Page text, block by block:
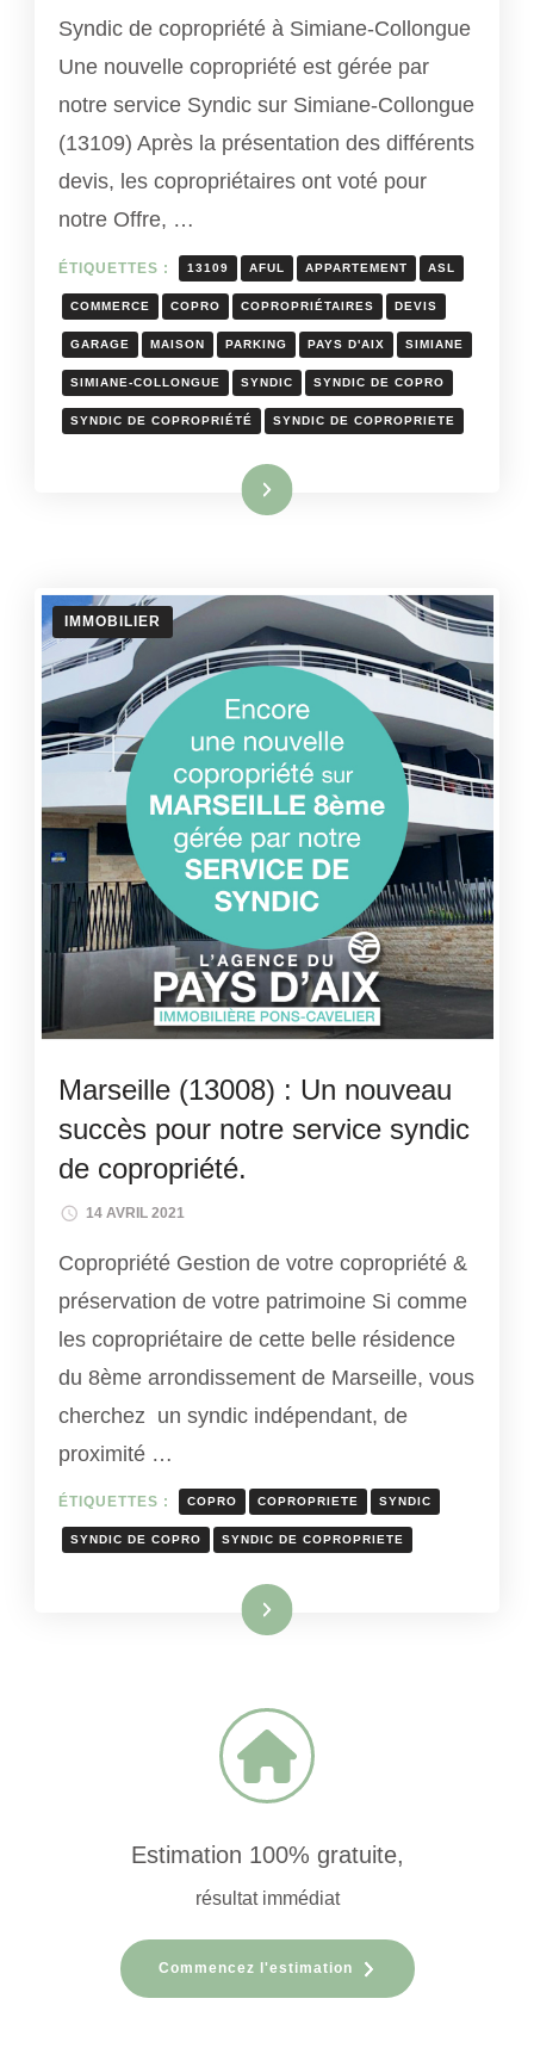
Syndic de copropriété à Simiane-Collongue
Une nouvelle copropriété est gérée par
notre service Syndic sur Simiane-Collongue
(13109) Après la présentation des différents
devis, les copropriétaires ont voté pour
notre Offre, …
ÉTIQUETTES : 13109 AFUL APPARTEMENT ASL
COMMERCE COPRO COPROPRIÉTAIRES DEVIS
GARAGE MAISON PARKING PAYS D'AIX SIMIANE
SIMIANE-COLLONGUE SYNDIC SYNDIC DE COPRO
SYNDIC DE COPROPRIÉTÉ SYNDIC DE COPROPRIETE
Lire la suite
IMMOBILIER
Marseille (13008) : Un nouveau
succès pour notre service syndic
de copropriété.
14 AVRIL 2021
Copropriété Gestion de votre copropriété &
préservation de votre patrimoine Si comme
les copropriétaire de cette belle résidence
du 8ème arrondissement de Marseille, vous
cherchez un syndic indépendant, de
proximité …
ÉTIQUETTES : COPRO COPROPRIETE SYNDIC
SYNDIC DE COPRO SYNDIC DE COPROPRIETE
Lire la suite
Estimation 100% gratuite,
résultat immédiat
Commencez l'estimation